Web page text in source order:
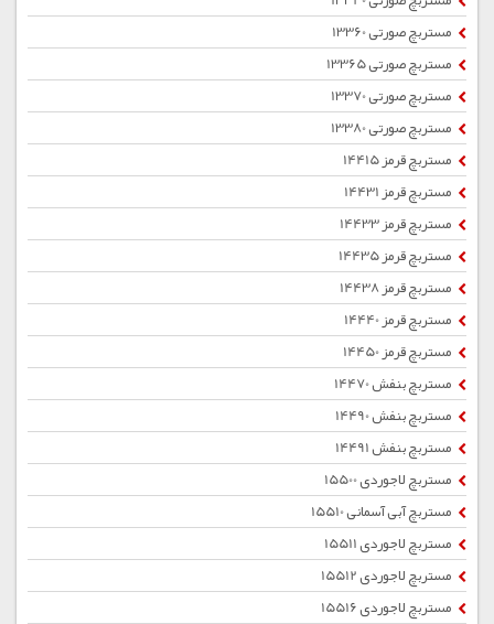
مستربچ صورتی 13360
مستربچ صورتی 13365
مستربچ صورتی 13370
مستربچ صورتی 13380
مستربچ قرمز 14415
مستربچ قرمز 14431
مستربچ قرمز 14433
مستربچ قرمز 14435
مستربچ قرمز 14438
مستربچ قرمز 14440
مستربچ قرمز 14450
مستربچ بنفش 14470
مستربچ بنفش 14490
مستربچ بنفش 14491
مستربچ لاجوردی 15500
مستربچ آبی آسمانی 15510
مستربچ لاجوردی 15511
مستربچ لاجوردی 15512
مستربچ لاجوردی 15516